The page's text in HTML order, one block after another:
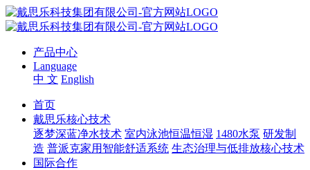
产品中心
Language
中 文 English
首页
戴思乐核心技术
逐梦深蓝净水技术 室内泳池恒温恒湿 1480水泵 研发制
造 普派克家用智能舒适系统 生态治理与低排放核心技术
国际合作